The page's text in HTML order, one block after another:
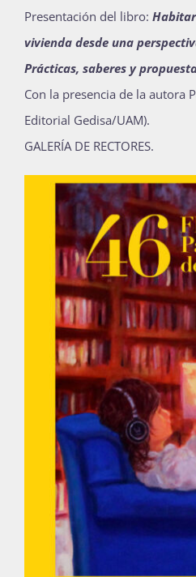
Presentación del libro:
vivienda desde una
Prácticas, saberes y
Con la presencia de la autora
Editorial Gedisa/UAM).
GALERÍA DE RECTORES.